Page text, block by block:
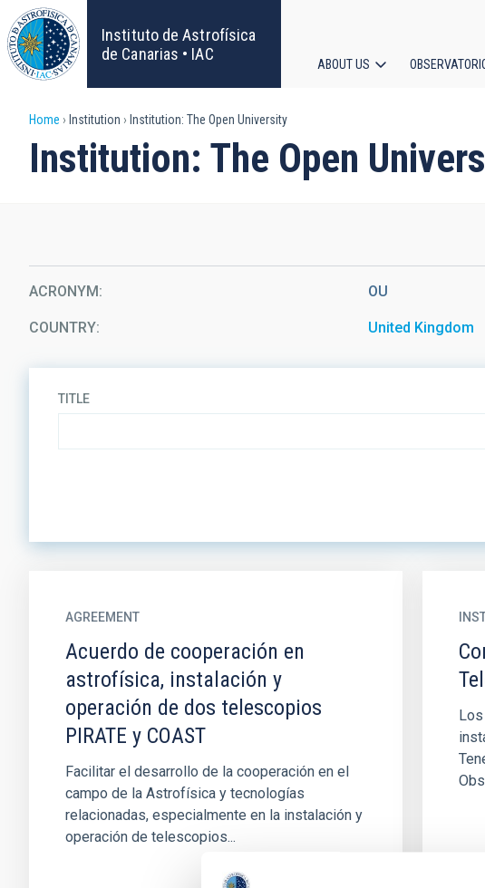
Skip
to
main
content
Instituto de Astrofísica
de Canarias • IAC
navigation
ABOUT US
Breadcrumb
Home Institution Institution: The Open University
Institution: The Open
ACRONYM OU
COUNTRY United Kingdom
TITLE
AGREEMENT
Acuerdo de cooperación en
astrofísica, instalación y
operación de dos telescopios
PIRATE y COAST
Facilitar el desarrollo de la cooperación en el
campo de la Astrofísica y tecnologías
relacionadas, especialmente en la instalación y
operación de telescopios...